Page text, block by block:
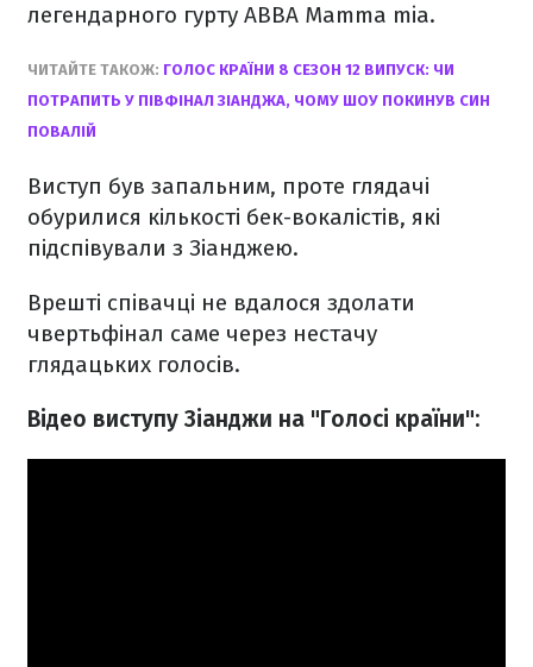
легендарного гурту АВВА Mamma mia.
ЧИТАЙТЕ ТАКОЖ: ГОЛОС КРАЇНИ 8 СЕЗОН 12 ВИПУСК: ЧИ
ПОТРАПИТЬ У ПІВФІНАЛ ЗІАНДЖА, ЧОМУ ШОУ ПОКИНУВ СИН
ПОВАЛІЙ
Виступ був запальним, проте глядачі
обурилися кількості бек-вокалістів, які
підспівували з Зіанджею.
Врешті співачці не вдалося здолати
чвертьфінал саме через нестачу
глядацьких голосів.
Відео виступу Зіанджи на "Голосі країни":